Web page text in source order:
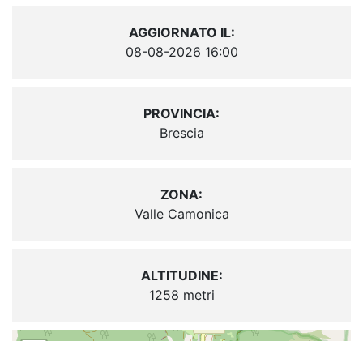
AGGIORNATO IL:
08-08-2026 16:00
PROVINCIA:
Brescia
ZONA:
Valle Camonica
ALTITUDINE:
1258 metri